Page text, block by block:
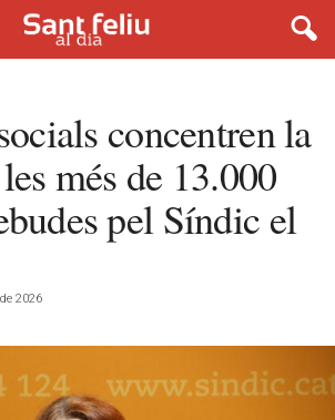
concentren la
més de 13.000
pel Síndic el
2026